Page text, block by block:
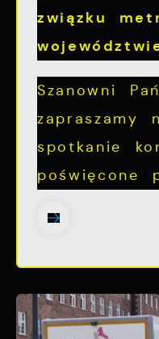
związku
Szanowni
zapraszamy
spotkanie
poświęcone